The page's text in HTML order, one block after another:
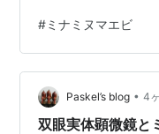
できます。写真は中
の撮影はピントを合
せることなど、とて
との大きさの違いを
ビですが、その立ち
#ミナミヌマエビ
Paskel’s blog • 4
双眼実体顕微鏡と